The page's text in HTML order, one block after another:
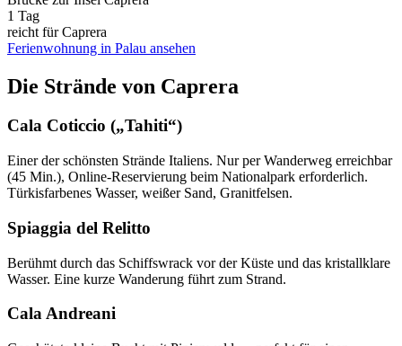
1 Tag
reicht für Caprera
Ferienwohnung in Palau ansehen
Die Strände von Caprera
Cala Coticcio („Tahiti“)
Einer der schönsten Strände Italiens. Nur per Wanderweg erreichbar
(45 Min.), Online-Reservierung beim Nationalpark erforderlich.
Türkisfarbenes Wasser, weißer Sand, Granitfelsen.
Spiaggia del Relitto
Berühmt durch das Schiffswrack vor der Küste und das kristallklare
Wasser. Eine kurze Wanderung führt zum Strand.
Cala Andreani